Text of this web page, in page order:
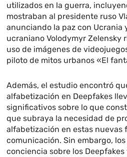
utilizados en la guerra,
mostraban al presidente ruso
anunciando la paz con Ucrania
ucraniano Volodymyr Zelensky
uso de imágenes de
piloto de mitos urbanos «El
Además, el estudio encontró
alfabetización en Deepfakes
significativos sobre lo que
que subraya la necesidad de
alfabetización en estas nuevas
comunicación. Sin embargo,
conciencia sobre los